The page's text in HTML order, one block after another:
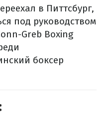
в Питтсбург,
под руководством
Greb Boxing
боксер